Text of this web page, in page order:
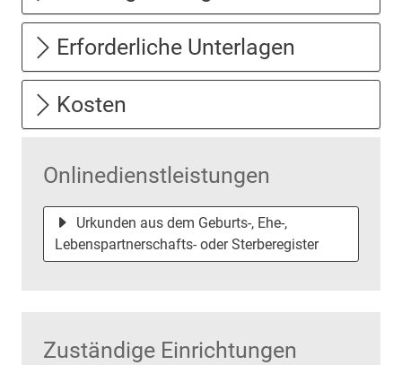
Erforderliche Unterlagen
Kosten
Onlinedienstleistungen
Urkunden aus dem Geburts-, Ehe-,
Lebenspartnerschafts- oder Sterberegister
Zuständige Einrichtungen